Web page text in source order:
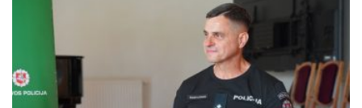
tuoj pat išsiuntinėjo raštus, kad sumažina pieno
kainą dar vienu centu. „Ir dabar – atvažiavote,
mes čia jums savo bėdas dėstome, o
nepasakote, ką padarėte, kad padėtis bent kiek
keistųsi. Kai nuo moduliacijos prasidėjo ritimasis